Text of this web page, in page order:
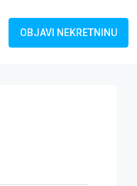
OBJAVI NEKRETNINU